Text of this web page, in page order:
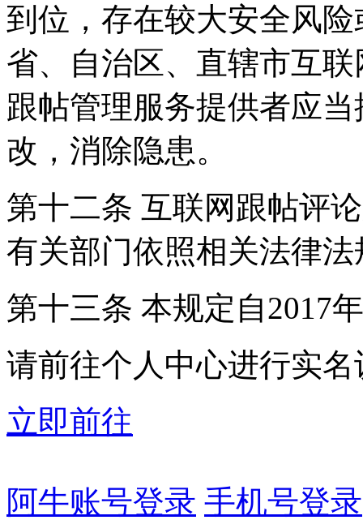
到位，存在较大安全风
省、自治区、直辖市互
跟帖管理服务提供者应
改，消除隐患。
第十二条 互联网跟帖评
有关部门依照相关法律
第十三条 本规定自2017
请前往个人中心进行实名
立即前往
阿牛账号登录 手机号登录